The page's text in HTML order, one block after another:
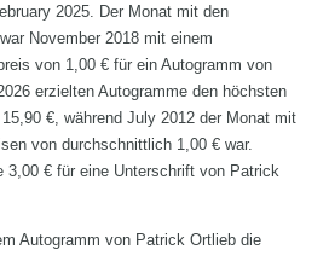
2025. Der Monat mit den
November 2018 mit einem
von 1,00 € für ein Autogramm von
erzielten Autogramme den höchsten
€, während July 2012 der Monat mit
von durchschnittlich 1,00 € war.
3,00 € für eine Unterschrift von Patrick
Autogramm von Patrick Ortlieb die